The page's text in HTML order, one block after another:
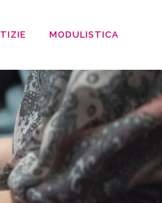
MODULISTICA